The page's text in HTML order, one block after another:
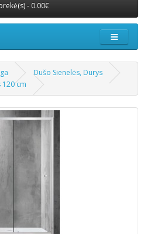
- 0.00€
Dušo Sienelės, Durys
cm